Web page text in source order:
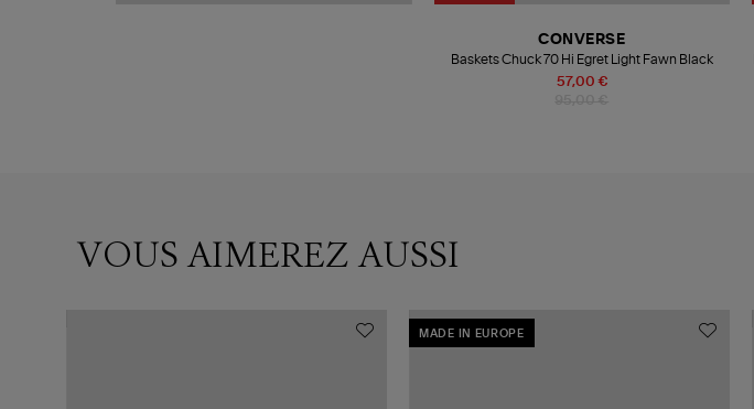
57,00 €
CONVERSE
Baskets Chuck 70 Hi Egret Light Fawn Black
VOUS AIMEREZ AUSSI
MADE IN EUROPE